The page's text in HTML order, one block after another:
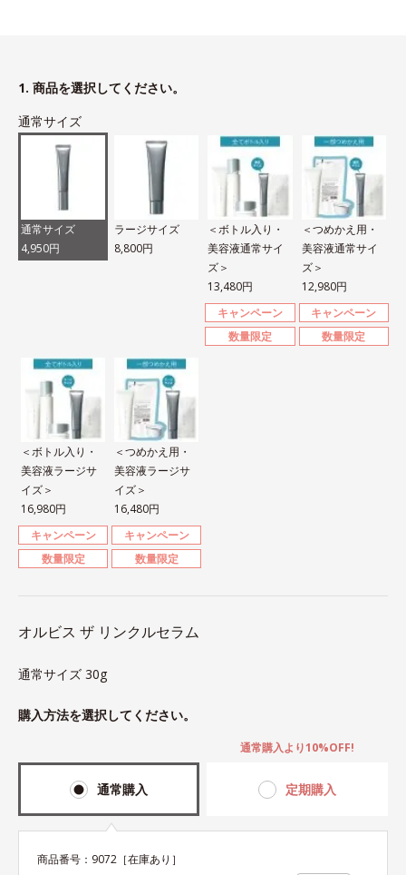
1. 商品を選択してください。
通常サイズ
通常サイズ
4,950円
ラージサイズ
8,800円
＜ボトル入り・
美容液通常サイ
ズ＞
13,480円
キャンペーン
数量限定
＜つめかえ用・
美容液通常サイ
ズ＞
12,980円
キャンペーン
数量限定
＜ボトル入り・
美容液ラージサ
イズ＞
16,980円
キャンペーン
数量限定
＜つめかえ用・
美容液ラージサ
イズ＞
16,480円
キャンペーン
数量限定
オルビス ザ リンクルセラム
通常サイズ 30g
購入方法を選択してください。
通常購入 定期購入
通常購入より10%OFF!
商品番号： 9072 ［在庫あり］